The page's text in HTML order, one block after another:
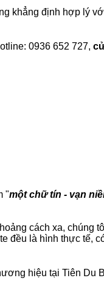
khẳng định hợp lý
0936 652 727,
"một chữ tín - vạn
cách xa, chúng
đều là hình thực tế,
hiệu tại Tiên Du